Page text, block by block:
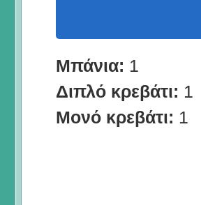
Μπάνια: 1
Διπλό κρεβάτι: 1
Μονό κρεβάτι: 1